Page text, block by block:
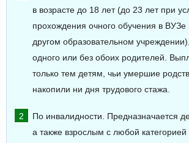
в возрасте до 18 лет (до 23 лет при
прохождения очного обучения в
другом образовательном
одного или без обоих родителей.
только тем детям, чьи умершие
накопили ни дня трудового стажа.
По инвалидности. Предназначается
а также взрослым с любой категорией